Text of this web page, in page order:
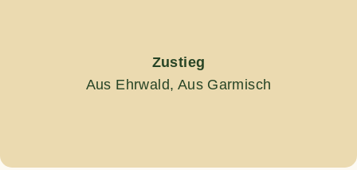
Zustieg
Aus Ehrwald, Aus Garmisch